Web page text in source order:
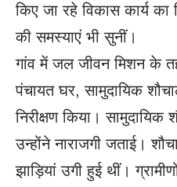
किए जा रहे विकास कार्य का
की समस्याएं भी सुनीं।
गांव में जल जीवन मिशन के
पंचायत घर, सामुदायिक
निरीक्षण किया।
उन्होंने नाराजगी जताई।
झाड़ियां उगी हुई थीं।